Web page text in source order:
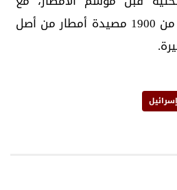
الإشارة إلى تدمير أكثر من 1900 مصيدة أمطار من أصل
إسرائيل